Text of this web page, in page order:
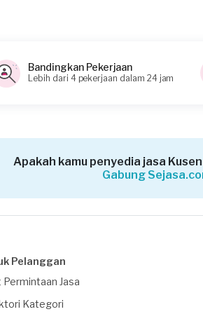
ukuran 120x205 perlu jasa
Bandingkan Pekerjaan
Lebih dari 4 pekerjaan dalam 24 jam
Apakah kamu penyedia jasa
Gabung
Pelanggan
Permintaan Jasa
Kategori